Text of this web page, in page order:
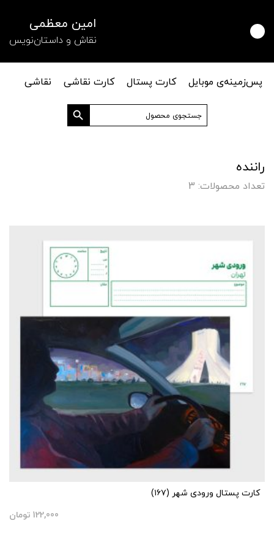
امین معظمی
نقاش و داستان‌نویس
پس‌زمینه‌ی موبایل کارت پستال کارت نقاشی
نقاشی
جستجو
برای:
دکمه جستجو
راننده
تعداد محصولات: 3
کارت پستال ورودی شهر (۱۶۷)
122,000 تومان